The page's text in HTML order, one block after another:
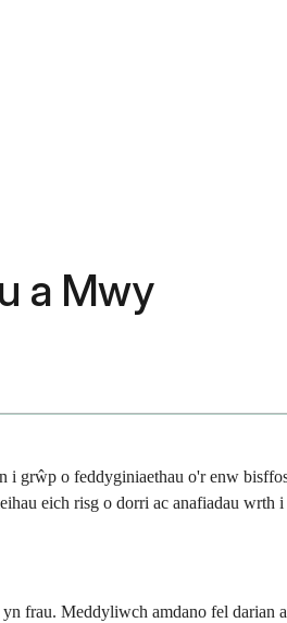
a Mwy
i grŵp o feddyginiaethau o'r enw
eich risg o dorri ac anafiadau wrth
frau. Meddyliwch amdano fel darian